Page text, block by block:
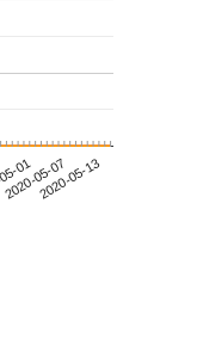
01
2020-05-072020-05-13